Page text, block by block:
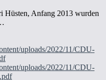
Hüsten, Anfang 2013 wurden
uploads/2022/11/CDU-
uploads/2022/11/CDU-